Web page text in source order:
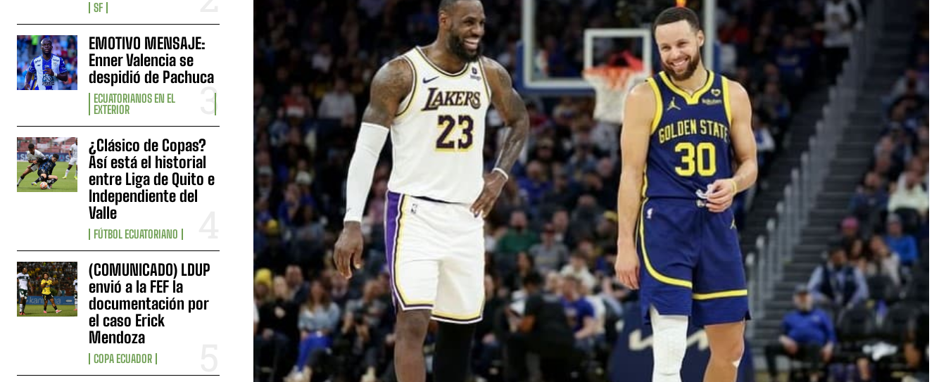
SF
EMOTIVO MENSAJE:
Enner Valencia se
despidió de Pachuca
ECUATORIANOS EN EL
EXTERIOR
¿Clásico de Copas?
Así está el historial
entre Liga de Quito e
Independiente del
Valle
FÚTBOL ECUATORIANO
(COMUNICADO) LDUP
envió a la FEF la
documentación por
el caso Erick
Mendoza
COPA ECUADOR